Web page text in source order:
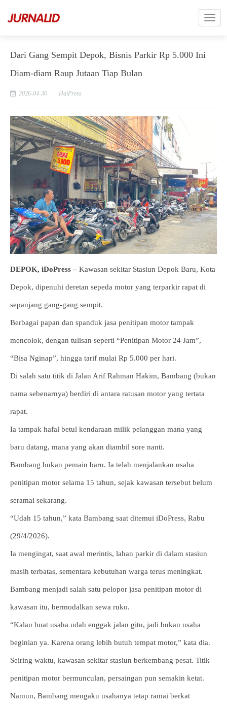
Dari Gang Sempit Depok, Bisnis Parkir Rp 5.000 Ini
Diam-diam Raup Jutaan Tiap Bulan
2026-04-30 HaiPress
DEPOK, iDoPress – Kawasan sekitar Stasiun Depok Baru, Kota
Depok, dipenuhi deretan sepeda motor yang terparkir rapat di
sepanjang gang-gang sempit.
Berbagai papan dan spanduk jasa penitipan motor tampak
mencolok, dengan tulisan seperti “Penitipan Motor 24 Jam”,
“Bisa Nginap”, hingga tarif mulai Rp 5.000 per hari.
Di salah satu titik di Jalan Arif Rahman Hakim, Bambang (bukan
nama sebenarnya) berdiri di antara ratusan motor yang tertata
rapat.
Ia tampak hafal betul kendaraan milik pelanggan mana yang
baru datang, mana yang akan diambil sore nanti.
Bambang bukan pemain baru. Ia telah menjalankan usaha
penitipan motor selama 15 tahun, sejak kawasan tersebut belum
seramai sekarang.
“Udah 15 tahun,” kata Bambang saat ditemui iDoPress, Rabu
(29/4/2026).
Ia mengingat, saat awal merintis, lahan parkir di dalam stasiun
masih terbatas, sementara kebutuhan warga terus meningkat.
Bambang menjadi salah satu pelopor jasa penitipan motor di
kawasan itu, bermodalkan sewa ruko.
“Kalau buat usaha udah enggak jalan gitu, jadi bukan usaha
beginian ya. Karena orang lebih butuh tempat motor,” kata dia.
Seiring waktu, kawasan sekitar stasiun berkembang pesat. Titik
penitipan motor bermunculan, persaingan pun semakin ketat.
Namun, Bambang mengaku usahanya tetap ramai berkat